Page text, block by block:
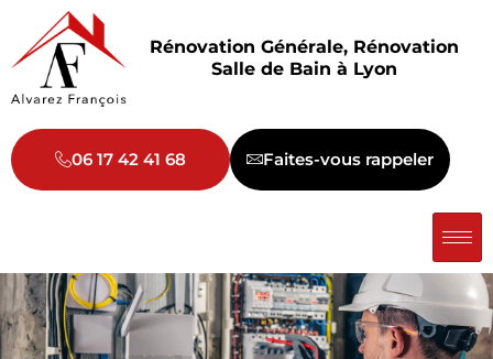
contenu
Rénovation Générale, Rénovation
Salle de Bain à Lyon
06 17 42 41 68 Faites-vous rappeler